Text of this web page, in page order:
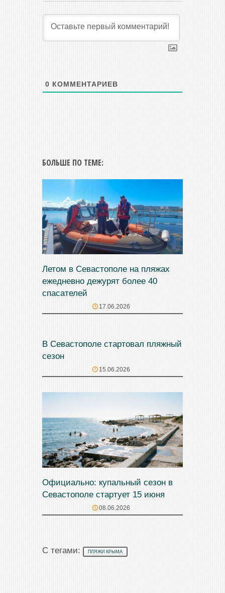
0 КОММЕНТАРИЕВ
БОЛЬШЕ ПО ТЕМЕ:
Летом в Севастополе на пляжах
ежедневно дежурят более 40
спасателей
17.06.2026
В Севастополе стартовал пляжный
сезон
15.06.2026
Официально: купальный сезон в
Севастополе стартует 15 июня
08.06.2026
С тегами: ПЛЯЖИ КРЫМА